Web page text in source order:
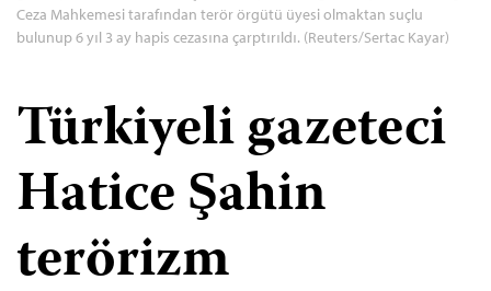
Ceza Mahkemesi tarafından terör örgütü üyesi olmaktan suçlu
bulunup 6 yıl 3 ay hapis cezasına çarptırıldı. (Reuters/Sertac Kayar)
Türkiyeli gazeteci
Hatice Şahin
terörizm